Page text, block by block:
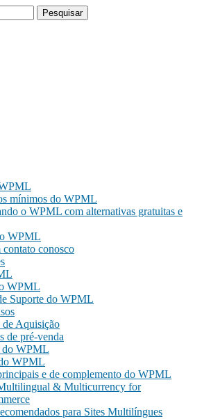
mínimos do WPML
o WPML com alternativas gratuitas e
WPML
contato conosco
WPML
Suporte do WPML
de Aquisição
de pré-venda
do WPML
WPML
e de complemento do WPML
& Multicurrency for
para Sites Multilíngues